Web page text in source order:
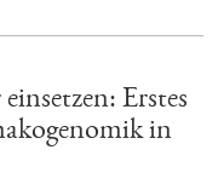
Erstes
in